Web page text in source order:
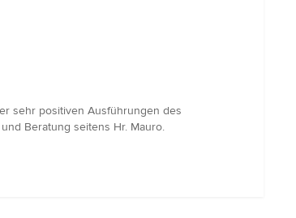
sehr positiven Ausführungen des
Beratung seitens Hr. Mauro.